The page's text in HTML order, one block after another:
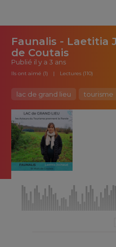
Faunalis - Laetitia
de Coutais
Publié il y a 3 ans
Ils ont aimé (1) Lectures (110)
lac de grand lieu tourisme